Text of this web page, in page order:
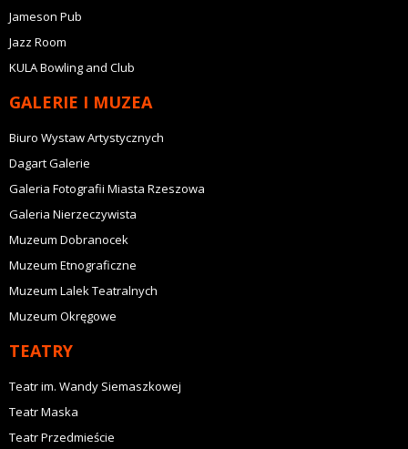
Jameson Pub
Jazz Room
KULA Bowling and Club
GALERIE I MUZEA
Biuro Wystaw Artystycznych
Dagart Galerie
Galeria Fotografii Miasta Rzeszowa
Galeria Nierzeczywista
Muzeum Dobranocek
Muzeum Etnograficzne
Muzeum Lalek Teatralnych
Muzeum Okręgowe
TEATRY
Teatr im. Wandy Siemaszkowej
Teatr Maska
Teatr Przedmieście